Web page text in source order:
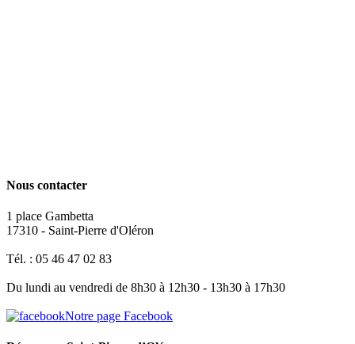
Nous contacter
1 place Gambetta
17310 - Saint-Pierre d'Oléron
Tél. : 05 46 47 02 83
Du lundi au vendredi de 8h30 à 12h30 - 13h30 à 17h30
Notre page Facebook